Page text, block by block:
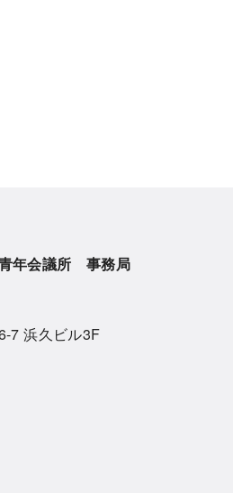
年会議所 事務局
7 浜久ビル3F